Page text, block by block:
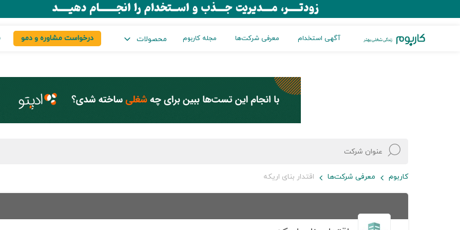
آگهی استخدام معرفی شرکت‌ها مجله کاربوم محصولات درخواست مشاوره و دمو
کاربوم معرفی شرکت‌ها اقتدار بنای اریکه